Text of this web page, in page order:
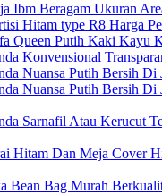
Ibm Beragam Ukuran
Hitam type R8 Harga
Queen Putih Kaki Kayu
Konvensional
Nuansa Putih Bersih Di
Nuansa Putih Bersih Di
Sarnafil Atau Kerucut
Hitam Dan Meja Cover
Bean Bag Murah